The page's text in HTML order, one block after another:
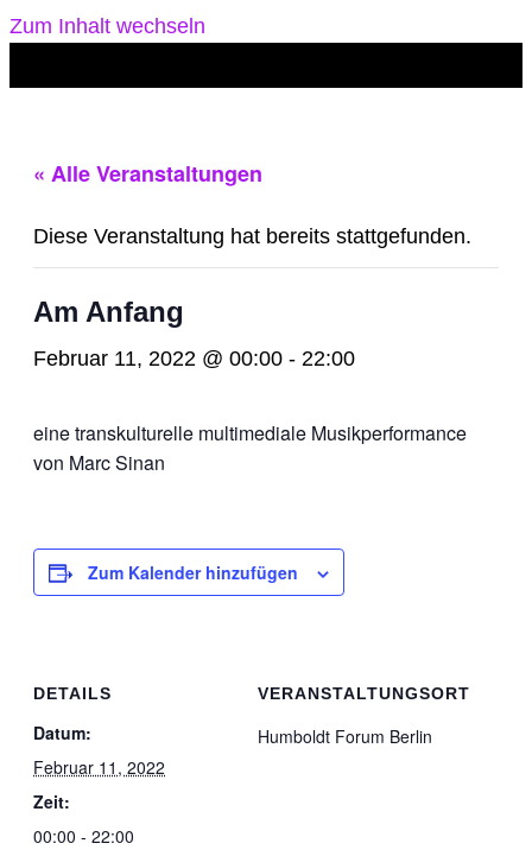
Zum Inhalt wechseln
« Alle Veranstaltungen
Diese Veranstaltung hat bereits stattgefunden.
Am Anfang
Februar 11, 2022 @ 00:00 - 22:00
eine transkulturelle multimediale Musikperformance
von Marc Sinan
Zum Kalender hinzufügen
DETAILS
Datum:
Februar 11, 2022
Zeit:
00:00 - 22:00
VERANSTALTUNGSORT
Humboldt Forum Berlin